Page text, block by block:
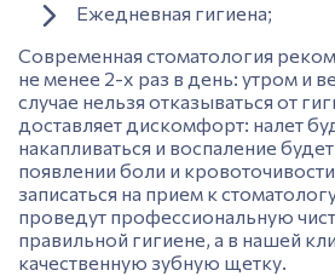
Ежедневная гигиена;
Современная стоматология
не менее 2-х раз в день: утром и
случае нельзя отказываться от
доставляет дискомфорт: налет
накапливаться и воспаление
появлении боли и
записаться на прием к
проведут профессиональную
правильной гигиене, а в нашей
качественную зубную щетку.